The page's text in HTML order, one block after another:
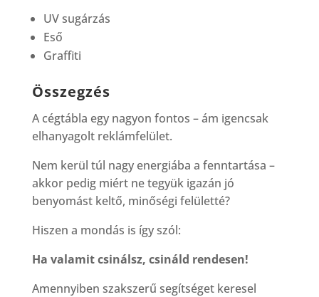
UV sugárzás
Eső
Graffiti
Összegzés
A cégtábla egy nagyon fontos – ám igencsak
elhanyagolt reklámfelület.
Nem kerül túl nagy energiába a fenntartása –
akkor pedig miért ne tegyük igazán jó
benyomást keltő, minőségi felületté?
Hiszen a mondás is így szól:
Ha valamit csinálsz, csináld rendesen!
Amennyiben szakszerű segítséget keresel